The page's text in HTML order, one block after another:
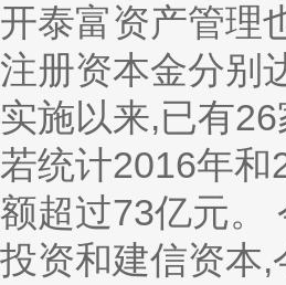
开泰富资产管理
注册资本金分别
实施以来,已有
若统计2016年和
额超过73亿元。
投资和建信资本